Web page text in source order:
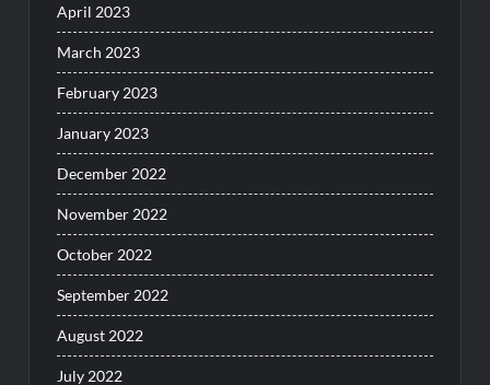
April 2023
March 2023
February 2023
January 2023
December 2022
November 2022
October 2022
September 2022
August 2022
July 2022